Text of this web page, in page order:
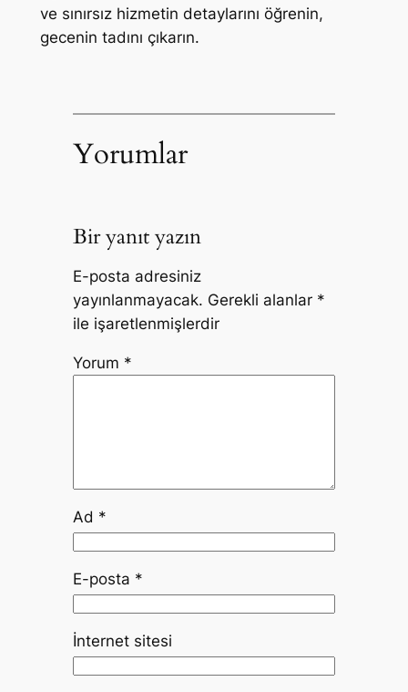
ve sınırsız hizmetin detaylarını öğrenin,
gecenin tadını çıkarın.
Yorumlar
Bir yanıt yazın
E-posta adresiniz
yayınlanmayacak. Gerekli alanlar *
ile işaretlenmişlerdir
Yorum *
Ad *
E-posta *
İnternet sitesi